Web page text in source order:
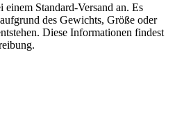
Standard-Versand an. Es
des Gewichts, Größe oder
Diese Informationen findest